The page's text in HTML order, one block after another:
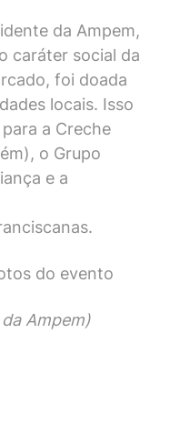
da Ampem,
caráter social da
foi doada
locais. Isso
a Creche
o Grupo
e a
do evento
Ampem)